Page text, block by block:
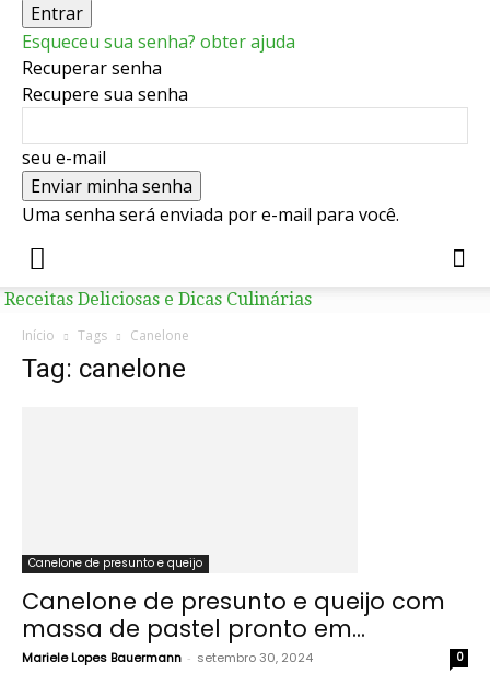
Esqueceu sua senha? obter ajuda
Recuperar senha
Recupere sua senha
seu e-mail
Uma senha será enviada por e-mail para você.
Receitas Deliciosas e Dicas Culinárias
Início Tags Canelone
Tag: canelone
Canelone de presunto e queijo
Canelone de presunto e queijo com
massa de pastel pronto em...
Mariele Lopes Bauermann - setembro 30, 2024 0